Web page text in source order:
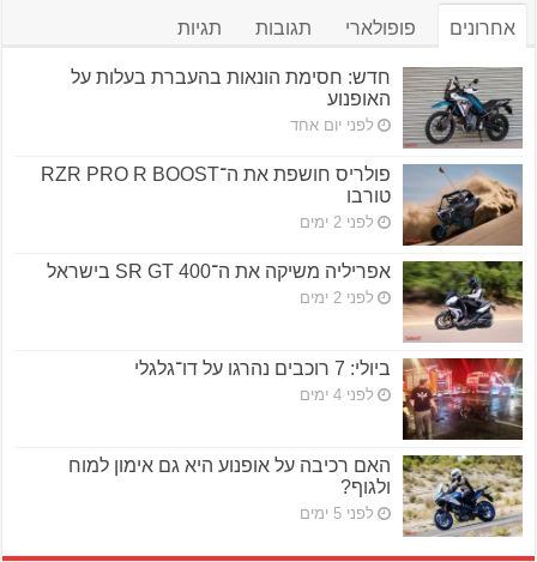
אחרונים פופולארי תגובות תגיות
חדש: חסימת הונאות בהעברת בעלות על
האופנוע
לפני יום אחד
פולריס חושפת את ה־RZR PRO R BOOST
טורבו
לפני 2 ימים
אפריליה משיקה את ה־SR GT 400 בישראל
לפני 2 ימים
ביולי: 7 רוכבים נהרגו על דו־גלגלי
לפני 4 ימים
האם רכיבה על אופנוע היא גם אימון למוח
ולגוף?
לפני 5 ימים